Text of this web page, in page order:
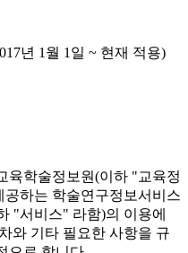
년 1월 1일 ~ 현재 적용)
육학술정보원(이하 "교육정
공하는 학술연구정보서비스
"서비스" 라함)의 이용에
와 기타 필요한 사항을 규